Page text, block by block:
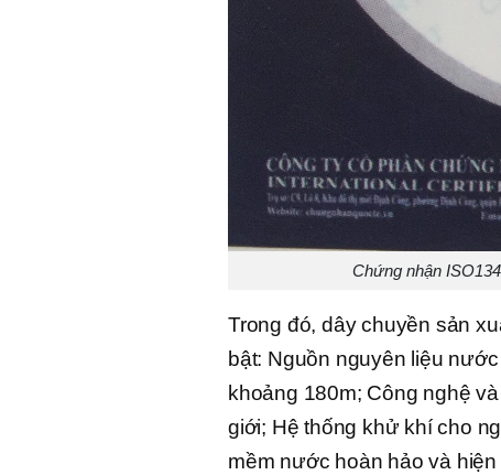
Chứng nhận
Trong đó, dây chuyền sản
bật: Nguồn nguyên liệu
khoảng 180m; Công nghệ
giới; Hệ thống khử khí cho
mềm nước hoàn hảo và